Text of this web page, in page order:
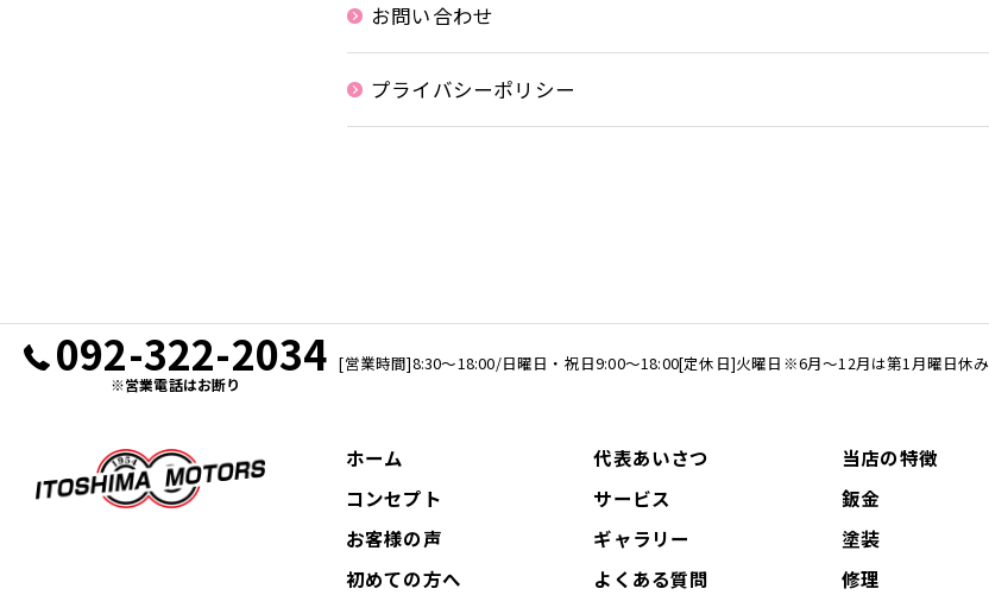
お問い合わせ
プライバシーポリシー
092-322-2034
※営業電話はお断り
[営業時間]8:30～18:00/日曜日・祝日9:00～18:00[定休日]火曜日※6月～12月は第1月曜日休み
ホーム
コンセプト
お客様の声
初めての方へ
代表あいさつ
サービス
ギャラリー
よくある質問
当店の特徴
鈑金
塗装
修理